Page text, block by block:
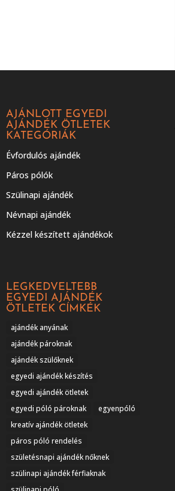
AJÁNLOTT EGYEDI
AJÁNDÉK ÖTLETEK
KATEGÓRIÁK
Évfordulós ajándék
Páros pólók
Szülinapi ajándék
Névnapi ajándék
Kézzel készített ajándékok
LEGKEDVELTEBB
EGYEDI AJÁNDÉK
ÖTLETEK CÍMKÉK
ajándék anyának
ajándék pároknak
ajándék szülőknek
egyedi ajándék készítés
egyedi ajándék ötletek
egyedi póló pároknak
egyenpóló
kreatív ajándék ötletek
páros póló rendelés
születésnapi ajándék nőknek
szülinapi ajándék férfiaknak